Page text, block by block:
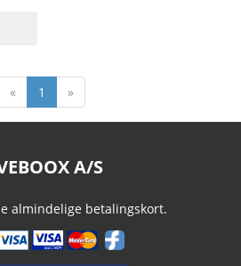
« 1 »
A/S
almindelige betalingskort.